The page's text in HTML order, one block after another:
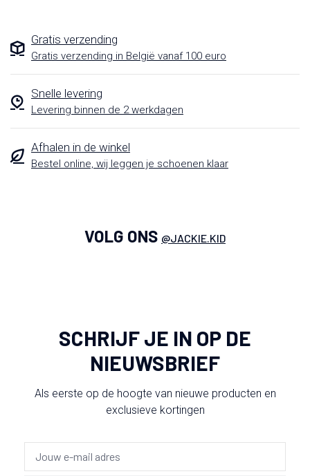
Gratis verzending
Gratis verzending in België vanaf 100 euro
Snelle levering
Levering binnen de 2 werkdagen
Afhalen in de winkel
Bestel online, wij leggen je schoenen klaar
VOLG ONS @JACKIE.KID
SCHRIJF JE IN OP DE
NIEUWSBRIEF
Als eerste op de hoogte van nieuwe producten en
exclusieve kortingen